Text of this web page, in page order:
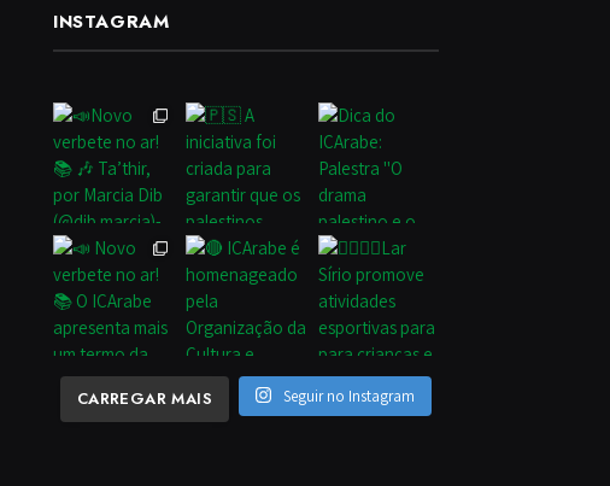
INSTAGRAM
CARREGAR MAIS Seguir no Instagram